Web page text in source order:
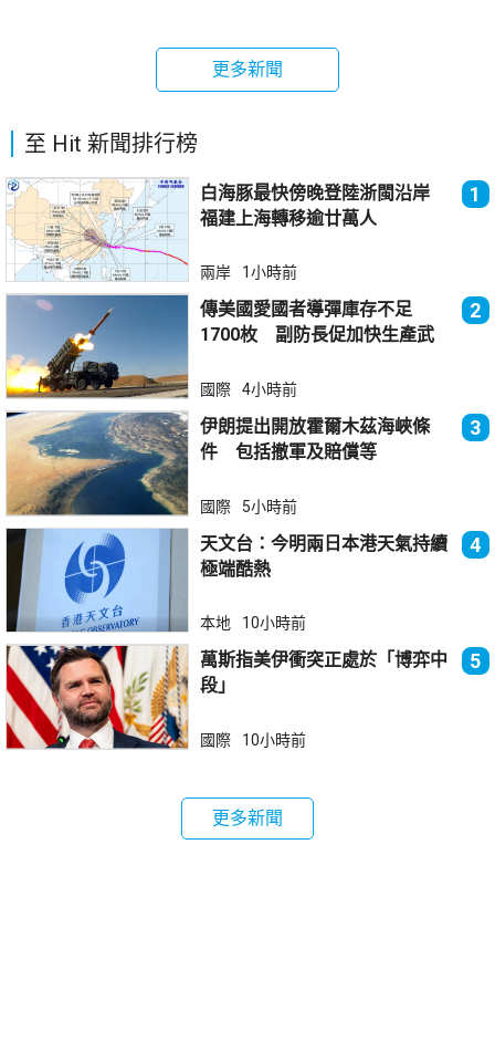
更多新聞
至 Hit 新聞排行榜
白海豚最快傍晚登陸浙閩沿岸
福建上海轉移逾廿萬人
1
兩岸 1小時前
傳美國愛國者導彈庫存不足
1700枚 副防長促加快生產武
2
國際 4小時前
伊朗提出開放霍爾木茲海峽條
件 包括撤軍及賠償等
3
國際 5小時前
天文台：今明兩日本港天氣持續
極端酷熱
4
本地 10小時前
萬斯指美伊衝突正處於「博弈中
段」
5
國際 10小時前
更多新聞